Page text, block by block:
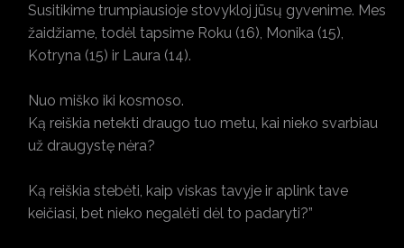
Susitikime trumpiausioje stovykloj jūsų gyvenime. Mes
žaidžiame, todėl tapsime Roku (16), Monika (15),
Kotryna (15) ir Laura (14).
Nuo miško iki kosmoso.
Ką reiškia netekti draugo tuo metu, kai nieko svarbiau
už draugystę nėra?
Ką reiškia stebėti, kaip viskas tavyje ir aplink tave
keičiasi, bet nieko negalėti dėl to padaryti?”